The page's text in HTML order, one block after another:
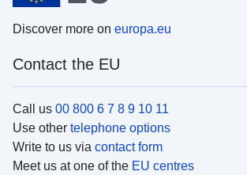
Discover more on europa.eu
Contact the EU
Call us 00 800 6 7 8 9 10 11
Use other telephone options
Write to us via contact form
Meet us at one of the EU centres